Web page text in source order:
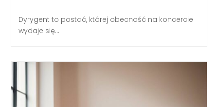
Dyrygent to postać, której obecność na koncercie
wydaje się...